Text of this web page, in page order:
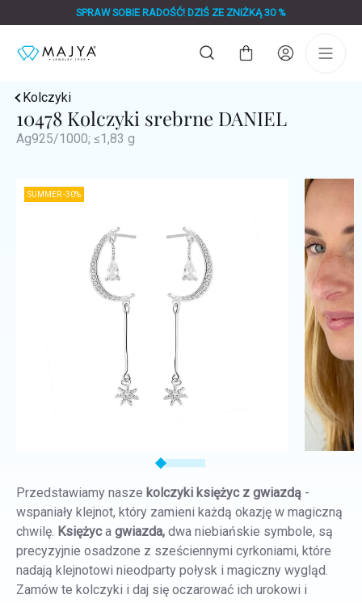
do
SPRAW SOBIE RADOŚĆ! DZIŚ ZE ZNIŻKĄ 30 %
Koszyk
Kolczyki
10478 Kolczyki srebrne DANIEL
Ag925/1000; ≤1,83 g
SUMMER -30%
Przedstawiamy nasze kolczyki księżyc z gwiazdą -
wspaniały klejnot, który zamieni każdą okazję w magiczną
chwilę. Księżyca gwiazda, dwa niebiańskie symbole, są
precyzyjnie osadzone z sześciennymi cyrkoniami, które
nadają klejnotowi nieodparty połysk i magiczny wygląd.
Zamów te kolczyki i daj się oczarować ich urokowi i